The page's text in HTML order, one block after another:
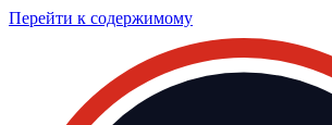
Перейти к содержимому